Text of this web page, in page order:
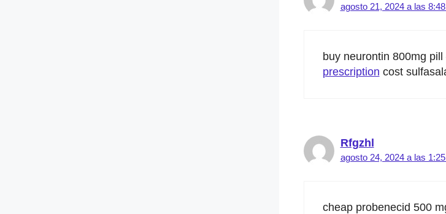
agosto 21, 2024 a las
buy neurontin 800mg pill
prescription cost
Rfgzhl
agosto 24, 2024 a las
cheap probenecid 500